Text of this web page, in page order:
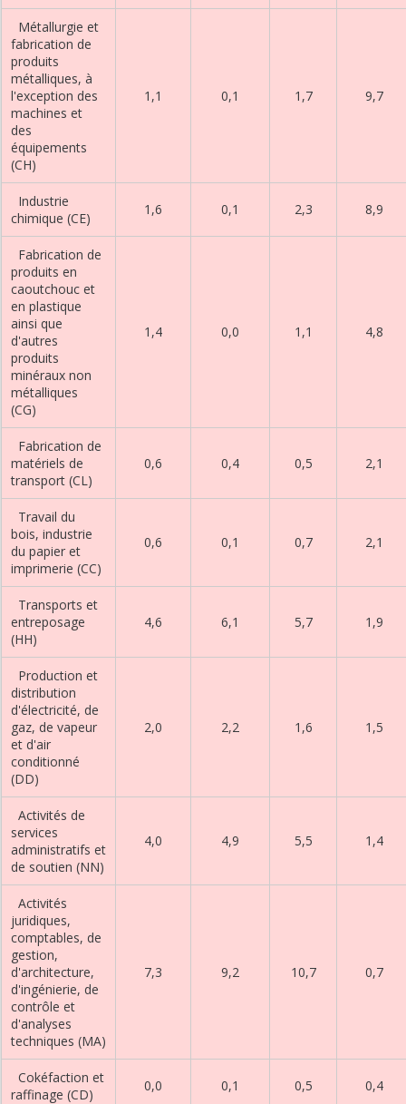
Métallurgie et
fabrication de
produits
métalliques, à
l'exception des
machines et
des
équipements
(CH)
1,1 0,1 1,7 9,7
Industrie
chimique (CE)
1,6 0,1 2,3 8,9
Fabrication de
produits en
caoutchouc et
en plastique
ainsi que
d'autres
produits
minéraux non
métalliques
(CG)
1,4 0,0 1,1 4,8
Fabrication de
matériels de
transport (CL)
0,6 0,4 0,5 2,1
Travail du
bois, industrie
du papier et
imprimerie (CC)
0,6 0,1 0,7 2,1
Transports et
entreposage
(HH)
4,6 6,1 5,7 1,9
Production et
distribution
d'électricité, de
gaz, de vapeur
et d'air
conditionné
(DD)
2,0 2,2 1,6 1,5
Activités de
services
administratifs et
de soutien (NN)
4,0 4,9 5,5 1,4
Activités
juridiques,
comptables, de
gestion,
d'architecture,
d'ingénierie, de
contrôle et
d'analyses
techniques (MA)
7,3 9,2 10,7 0,7
Cokéfaction et
raffinage (CD)
0,0 0,1 0,5 0,4